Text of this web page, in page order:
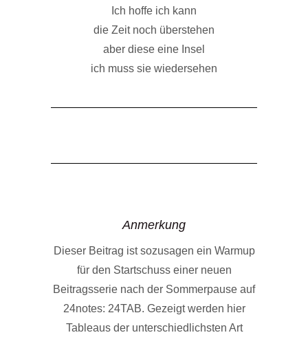
Ich hoffe ich kann
die Zeit noch überstehen
aber diese eine Insel
ich muss sie wiedersehen
Anmerkung
Dieser Beitrag ist sozusagen ein Warmup
für den Startschuss einer neuen
Beitragsserie nach der Sommerpause auf
24notes: 24TAB. Gezeigt werden hier
Tableaus der unterschiedlichsten Art